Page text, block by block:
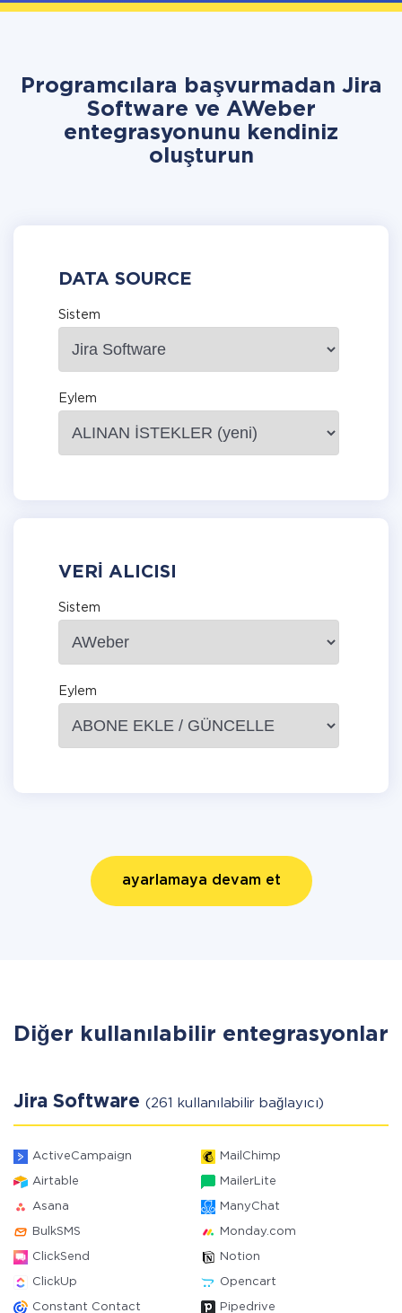
Programcılara başvurmadan Jira
Software ve AWeber
entegrasyonunu kendiniz
oluşturun
DATA SOURCE
Sistem
Eylem
VERI ALICISI
Sistem
Eylem
ayarlamaya devam et
Diğer kullanılabilir entegrasyonlar
Jira Software (261 kullanılabilir bağlayıcı)
ActiveCampaign MailChimp
Airtable MailerLite
Asana ManyChat
BulkSMS Monday.com
ClickSend Notion
ClickUp Opencart
Constant Contact Pipedrive